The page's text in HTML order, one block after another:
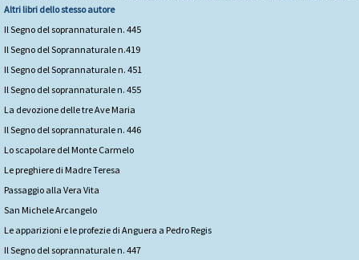
Altri libri dello stesso autore
Il Segno del soprannaturale n. 445
Il Segno del Soprannaturale n.419
Il Segno del Soprannaturale n. 451
Il Segno del soprannaturale n. 455
La devozione delle tre Ave Maria
Il Segno del soprannaturale n. 446
Lo scapolare del Monte Carmelo
Le preghiere di Madre Teresa
Passaggio alla Vera Vita
San Michele Arcangelo
Le apparizioni e le profezie di Anguera a Pedro Regis
Il Segno del soprannaturale n. 447